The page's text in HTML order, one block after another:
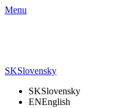
Menu
SKSlovensky
SKSlovensky
ENEnglish